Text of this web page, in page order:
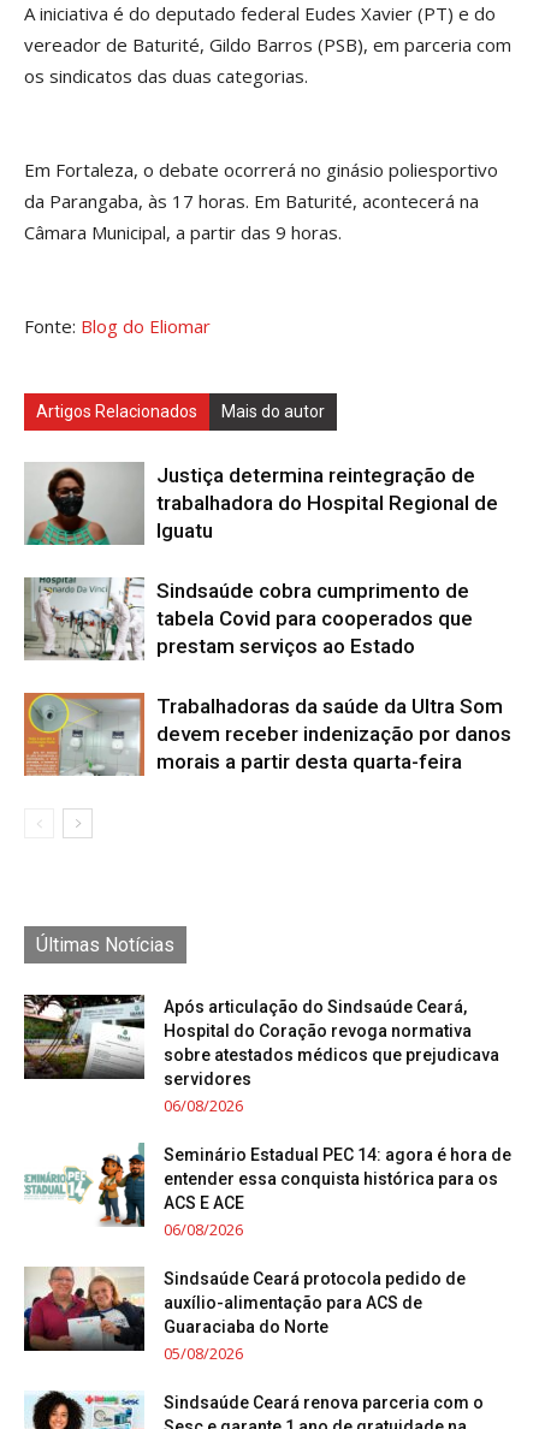
A iniciativa é do deputado federal Eudes Xavier (PT) e do
vereador de Baturité, Gildo Barros (PSB), em parceria com
os sindicatos das duas categorias.
Em Fortaleza, o debate ocorrerá no ginásio poliesportivo
da Parangaba, às 17 horas. Em Baturité, acontecerá na
Câmara Municipal, a partir das 9 horas.
Fonte: Blog do Eliomar
Artigos Relacionados Mais do autor
Justiça determina reintegração de
trabalhadora do Hospital Regional de
Iguatu
Sindsaúde cobra cumprimento de
tabela Covid para cooperados que
prestam serviços ao Estado
Trabalhadoras da saúde da Ultra Som
devem receber indenização por danos
morais a partir desta quarta-feira
Últimas Notícias
Após articulação do Sindsaúde Ceará,
Hospital do Coração revoga normativa
sobre atestados médicos que prejudicava
servidores
06/08/2026
Seminário Estadual PEC 14: agora é hora de
entender essa conquista histórica para os
ACS E ACE
06/08/2026
Sindsaúde Ceará protocola pedido de
auxílio-alimentação para ACS de
Guaraciaba do Norte
05/08/2026
Sindsaúde Ceará renova parceria com o